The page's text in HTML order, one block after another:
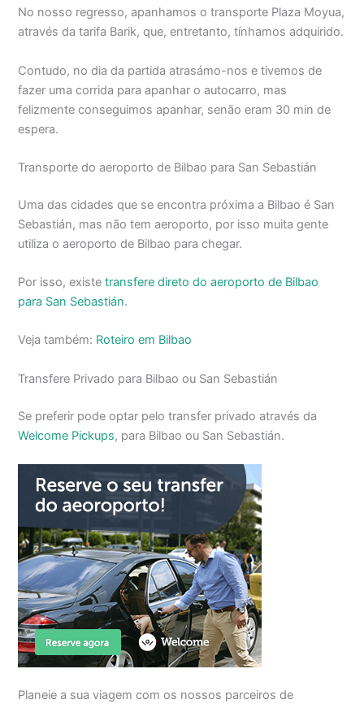
No nosso regresso, apanhamos o transporte Plaza Moyua,
através da tarifa Barik, que, entretanto, tínhamos adquirido.
Contudo, no dia da partida atrasámo-nos e tivemos de
fazer uma corrida para apanhar o autocarro, mas
felizmente conseguimos apanhar, senão eram 30 min de
espera.
Transporte do aeroporto de Bilbao para San Sebastián
Uma das cidades que se encontra próxima a Bilbao é San
Sebastián, mas não tem aeroporto, por isso muita gente
utiliza o aeroporto de Bilbao para chegar.
Por isso, existetransfere direto do aeroporto de Bilbao
para San Sebastián.
Veja também: Roteiro em Bilbao
Transfere Privado para Bilbao ou San Sebastián
Se preferir pode optar pelo transfer privado através da
Welcome Pickups, para Bilbao ou San Sebastián.
Planeie a sua viagem com os nossos parceiros de